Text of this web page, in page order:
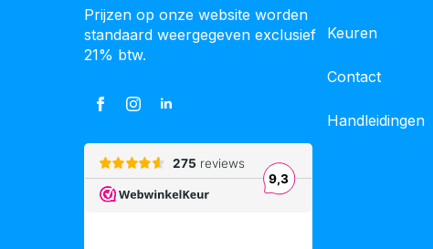
Prijzen op onze website worden
standaard weergegeven exclusief
21% btw.
Keuren
Contact
Handleidingen